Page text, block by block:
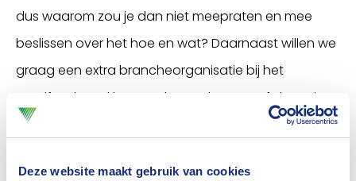
Deze website maakt gebruik van cookies
dus waarom zou je dan niet meepraten en mee
beslissen over het hoe en wat? Daarnaast willen we
graag een extra brancheorganisatie bij het
manifest betrekken. Denk aan de VNAB of de Narim,
maar ook Bouwend Nederland of de